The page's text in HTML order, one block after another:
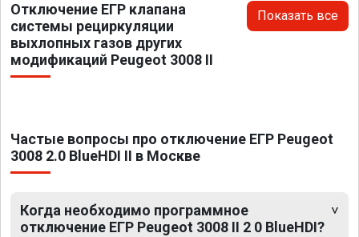
Отключение ЕГР клапана
системы рециркуляции
выхлопных газов других
модификаций Peugeot 3008 II
Показать все
Частые вопросы про отключение ЕГР Peugeot
3008 2.0 BlueHDI II в Москве
Когда необходимо программное
отключение ЕГР Peugeot 3008 II 2 0 BlueHDI?